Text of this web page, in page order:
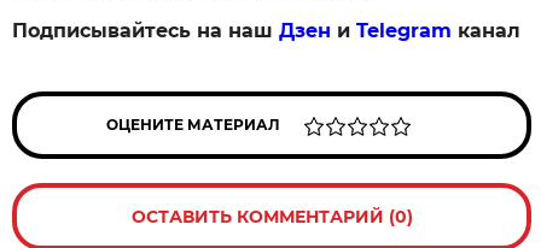
Подписывайтесь на нашДзен иTelegram канал
ОЦЕНИТЕ МАТЕРИАЛ
ОСТАВИТЬ КОММЕНТАРИЙ (0)